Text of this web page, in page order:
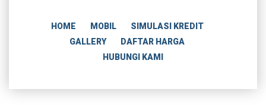
HOME MOBIL
SIMULASI KREDIT
GALLERY
DAFTAR HARGA
HUBUNGI KAMI